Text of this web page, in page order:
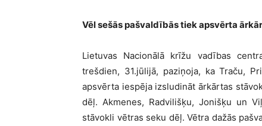
Vēl sešās pašvaldībās tiek apsvērta
Lietuvas Nacionālā krīžu vadības
trešdien, 31.jūlijā, paziņoja, ka Traču,
apsvērta iespēja izsludināt ārkārtas
dēļ. Akmenes, Radvilišķu, Jonišķu un
stāvokli vētras seku dēļ. Vētra dažās